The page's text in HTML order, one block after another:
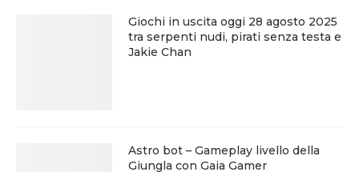
Giochi in uscita oggi 28 agosto 2025
tra serpenti nudi, pirati senza testa e
Jakie Chan
Astro bot – Gameplay livello della
Giungla con Gaia Gamer